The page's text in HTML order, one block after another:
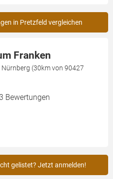
in Pretzfeld vergleichen
Franken
(30km von 90427
Bewertungen
gelistet? Jetzt anmelden!